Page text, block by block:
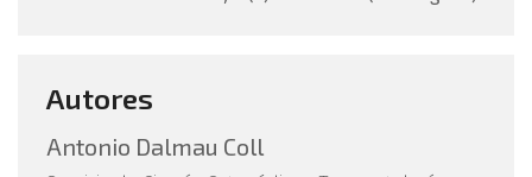
Autores
Antonio Dalmau Coll